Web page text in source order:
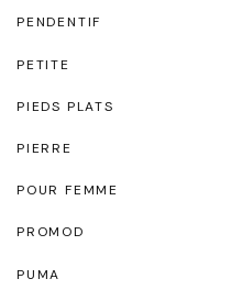
PENDENTIF
PETITE
PIEDS PLATS
PIERRE
POUR FEMME
PROMOD
PUMA